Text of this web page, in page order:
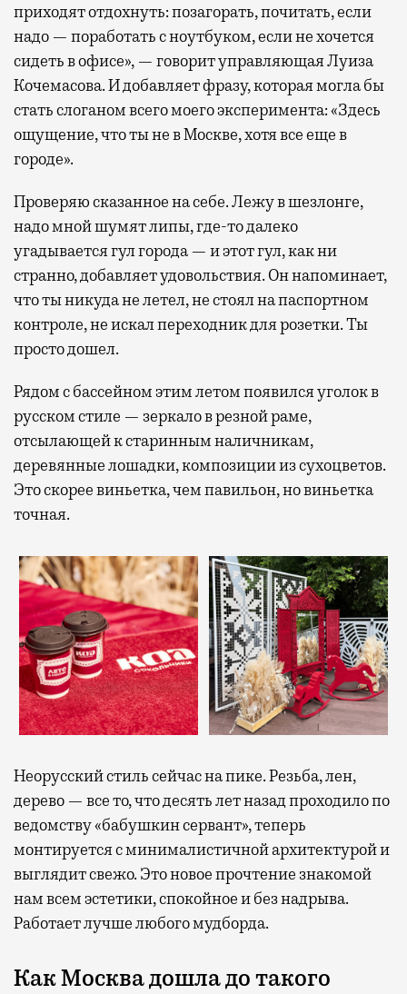
приходят отдохнуть: позагорать, почитать, если
надо — поработать с ноутбуком, если не хочется
сидеть в офисе», — говорит управляющая Луиза
Кочемасова. И добавляет фразу, которая могла бы
стать слоганом всего моего эксперимента: «Здесь
ощущение, что ты не в Москве, хотя все еще в
городе».
Проверяю сказанное на себе. Лежу в шезлонге,
надо мной шумят липы, где-то далеко
угадывается гул города — и этот гул, как ни
странно, добавляет удовольствия. Он напоминает,
что ты никуда не летел, не стоял на паспортном
контроле, не искал переходник для розетки. Ты
просто дошел.
Рядом с бассейном этим летом появился уголок в
русском стиле — зеркало в резной раме,
отсылающей к старинным наличникам,
деревянные лошадки, композиции из сухоцветов.
Это скорее виньетка, чем павильон, но виньетка
точная.
Неорусский стиль сейчас на пике. Резьба, лен,
дерево — все то, что десять лет назад проходило по
ведомству «бабушкин сервант», теперь
монтируется с минималистичной архитектурой и
выглядит свежо. Это новое прочтение знакомой
нам всем эстетики, спокойное и без надрыва.
Работает лучше любого мудборда.
Как Москва дошла до такого